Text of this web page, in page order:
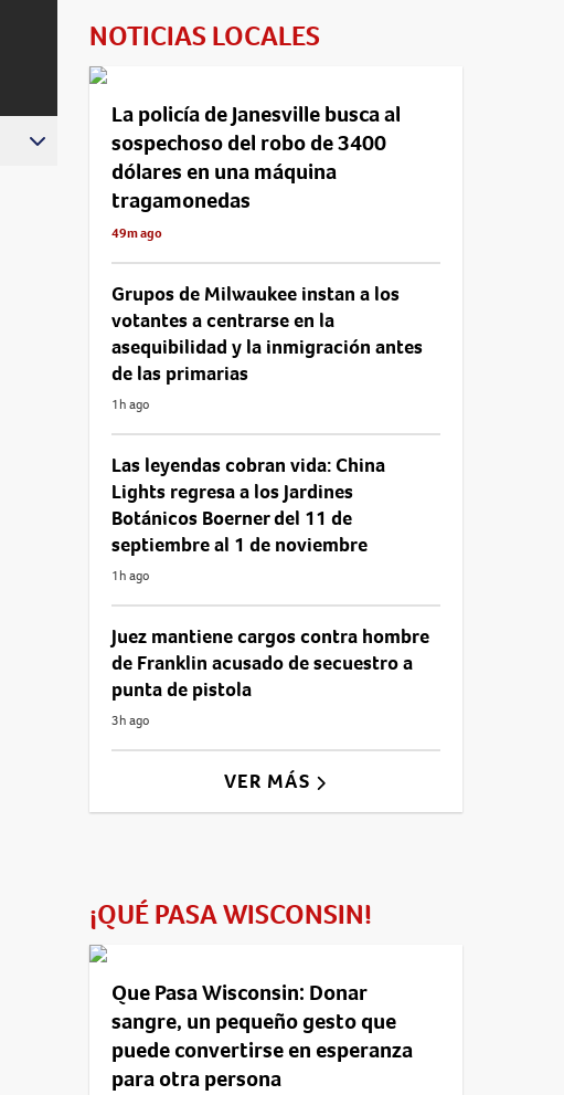
NOTICIAS LOCALES
La policía de Janesville busca al
sospechoso del robo de 3400
dólares en una máquina
tragamonedas
49m ago
Grupos de Milwaukee instan a los
votantes a centrarse en la
asequibilidad y la inmigración antes
de las primarias
1h ago
Las leyendas cobran vida: China
Lights regresa a los Jardines
Botánicos Boerner del 11 de
septiembre al 1 de noviembre
1h ago
Juez mantiene cargos contra hombre
de Franklin acusado de secuestro a
punta de pistola
3h ago
VER MÁS
¡QUÉ PASA WISCONSIN!
Que Pasa Wisconsin: Donar
sangre, un pequeño gesto que
puede convertirse en esperanza
para otra persona